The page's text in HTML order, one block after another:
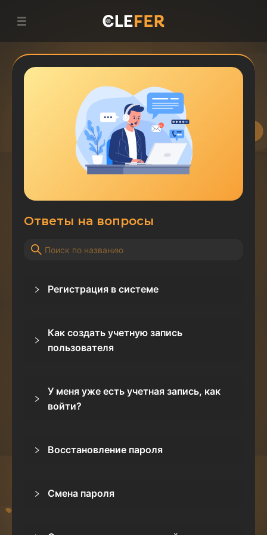
Ответы на вопросы
Регистрация в системе
Как создать учетную запись
пользователя
У меня уже есть учетная запись, как
войти?
Восстановление пароля
Смена пароля